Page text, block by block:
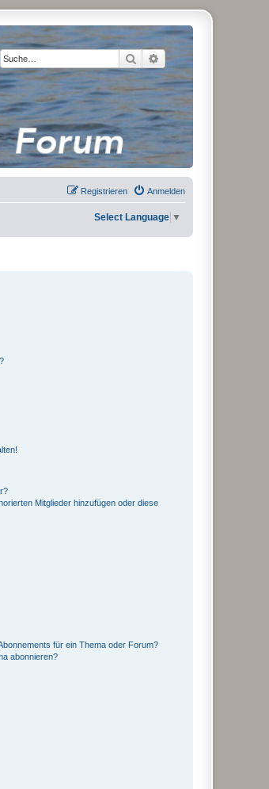
Suche Erweiterte Suche
Anmelden
Registrieren
Select Language ▼
Mitglieder hinzufügen oder diese
für ein Thema oder Forum?
abonnieren?